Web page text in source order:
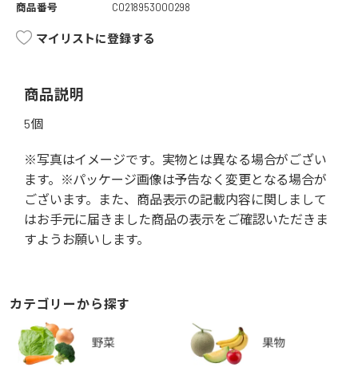
商品番号
C0218953000298
マイリストに登録する
商品説明
5個
※写真はイメージです。実物とは異なる場合がござい
ます。※パッケージ画像は予告なく変更となる場合が
ございます。また、商品表示の記載内容に関しまして
はお手元に届きました商品の表示をご確認いただきま
すようお願いします。
カテゴリーから探す